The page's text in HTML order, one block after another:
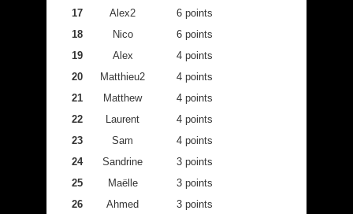
17
Alex2
6 points
18
Nico
6 points
19
Alex
4 points
20
Matthieu2
4 points
21
Matthew
4 points
22
Laurent
4 points
23
Sam
4 points
24
Sandrine
3 points
25
Maëlle
3 points
26
Ahmed
3 points